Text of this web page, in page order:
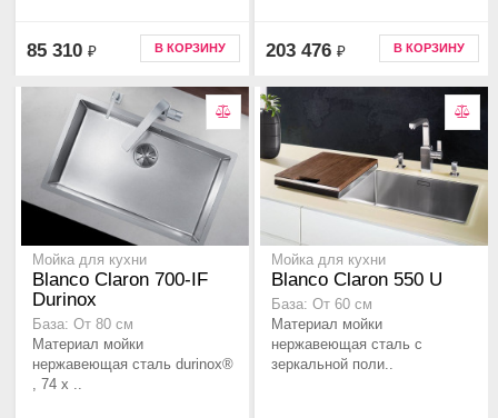
85 310 ₽ В КОРЗИНУ 203 476 ₽ В КОРЗИНУ
Мойка для кухни
Blanco Claron 700-IF
Durinox
База: От 80 см
Материал мойки
нержавеющая сталь durinox®
, 74 x ..
Мойка для кухни
Blanco Claron 550 U
База: От 60 см
Материал мойки
нержавеющая сталь с
зеркальной поли..